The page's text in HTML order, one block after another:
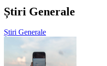
Știri Generale
Știri Generale